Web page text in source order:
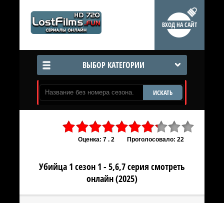
ВХОД НА САЙТ
ВЫБОР КАТЕГОРИИ
ИСКАТЬ
Оценка: 7 . 2 Проголосовало: 22
Убийца 1 сезон 1 - 5,6,7 серия смотреть
онлайн (2025)